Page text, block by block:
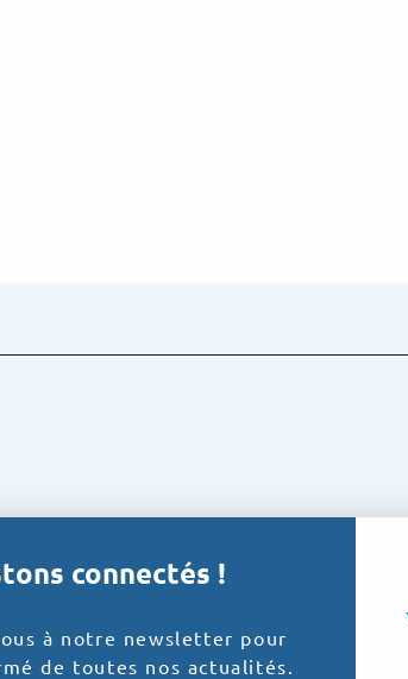
connectés !
à notre newsletter pour
de toutes nos actualités.